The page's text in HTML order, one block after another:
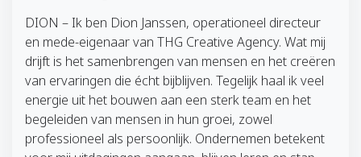
DION – Ik ben Dion Janssen, operationeel directeur
en mede-eigenaar van THG Creative Agency. Wat mij
drijft is het samenbrengen van mensen en het creëren
van ervaringen die écht bijblijven. Tegelijk haal ik veel
energie uit het bouwen aan een sterk team en het
begeleiden van mensen in hun groei, zowel
professioneel als persoonlijk. Ondernemen betekent